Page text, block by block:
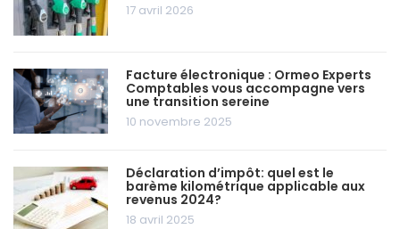
17 avril 2026
Facture électronique : Ormeo Experts
Comptables vous accompagne vers
une transition sereine
10 novembre 2025
Déclaration d’impôt: quel est le
barème kilométrique applicable aux
revenus 2024?
18 avril 2025